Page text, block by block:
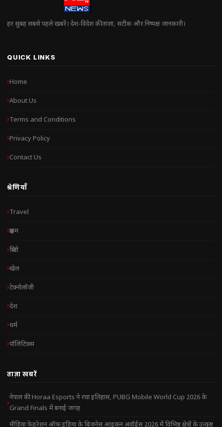
हर सुबह सबसे पहले खबरें। देश-विदेश की ताज़ा, सटीक और निष्पक्ष जानकारी।
QUICK LINKS
Home
About Us
Terms and Conditions
Privacy Policy
Contact Us
श्रेणियाँ
Travel
क्राइम
क्रिप्टो
खेल
टेक्नोलॉजी
देश
धर्म
पॉलिटिक्स
ताज़ा खबरें
नेपाल की Horaa Esports ने रचा इतिहास, PUBG Mobile World Cup 2026 के
Grand Finals में बनाई जगह
मीडिया फेडरेशन ऑफ इंडिया के बिजनेस आइकन अवॉर्ड्स 2026 में विभिन्न क्षेत्रों के उत्कृष्ट